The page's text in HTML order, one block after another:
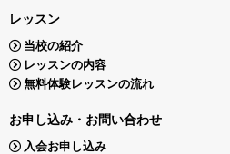
レッスン
当校の紹介
レッスンの内容
無料体験レッスンの流れ
お申し込み・お問い合わせ
入会お申し込み